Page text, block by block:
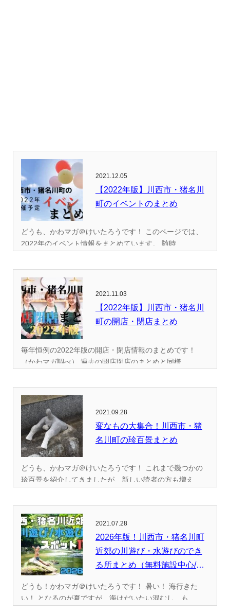
2021.12.05
【2022年版】川西市・猪名川
町のイベントのまとめ
どうも、かわマガ＠けいたろうです！ このページでは、
2022年のイベント情報をまとめています。 随時...
2021.11.03
【2022年版】川西市・猪名川
町の開店・閉店まとめ
毎年恒例の2022年版の開店・閉店情報のまとめです！
（かわマガ調べ） 過去の開店閉店のまとめと同様...
2021.09.28
変なもの大集合！川西市・猪
名川町の珍百景まとめ
どうも、かわマガ＠けいたろうです！ これまで幾つかの
珍百景を紹介してきましたが、新しい読者の方も増え...
2021.07.28
2026年版！川西市・猪名川町
近郊の川遊び・水遊びのでき
る所まとめ（無料施設中心/
どうも！かわマガ＠けいたろうです！ 暑い！ 海行きた
い！ となるのが夏ですが、海はだいたい混むし、も...